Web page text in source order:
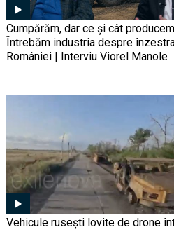
Cumpărăm, dar ce și cât
Întrebăm industria despre
României | Interviu Viorel Manole
Vehicule rusești lovite de drone